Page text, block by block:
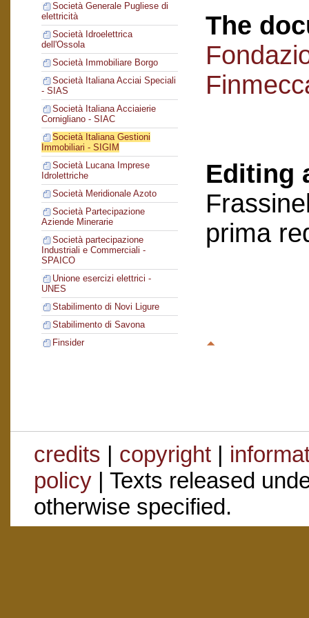
Società Generale Pugliese di
elettricità
Società Idroelettrica
dell'Ossola
Società Immobiliare Borgo
Società Italiana Acciai Speciali
- SIAS
Società Italiana Acciaierie
Cornigliano - SIAC
Società Italiana Gestioni
Immobiliari - SIGIM
Società Lucana Imprese
Idrolettriche
Società Meridionale Azoto
Società Partecipazione
Aziende Minerarie
Società partecipazione
Industriali e Commerciali -
SPAICO
Unione esercizi elettrici -
UNES
Stabilimento di Novi Ligure
Stabilimento di Savona
Finsider
The
Editing
prima
credits | copyright|
policy| Texts released
otherwise specified.